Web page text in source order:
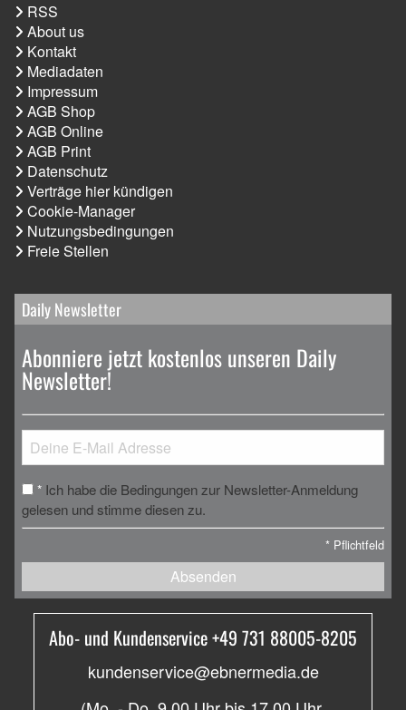
RSS
About us
Kontakt
Mediadaten
Impressum
AGB Shop
AGB Online
AGB Print
Datenschutz
Verträge hier kündigen
Cookie-Manager
Nutzungsbedingungen
Freie Stellen
Daily Newsletter
Abonniere jetzt kostenlos unseren Daily
Newsletter!
* Ich habe die Bedingungen zur Newsletter-Anmeldung
gelesen und stimme diesen zu.
* Pflichtfeld
Absenden
Abo- und Kundenservice +49 731 88005-8205
kundenservice@ebnermedia.de